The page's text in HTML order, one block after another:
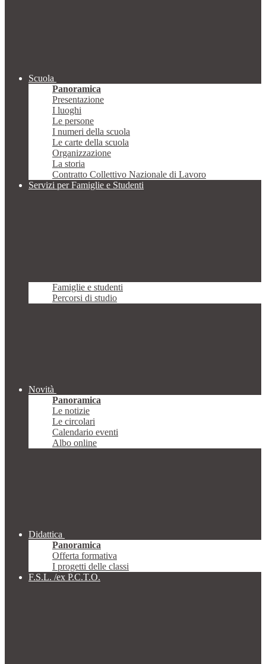
Scuola
Panoramica
Presentazione
I luoghi
Le persone
I numeri della scuola
Le carte della scuola
Organizzazione
La storia
Contratto Collettivo Nazionale di Lavoro
Servizi per Famiglie e Studenti
Famiglie e studenti
Percorsi di studio
Novità
Panoramica
Le notizie
Le circolari
Calendario eventi
Albo online
Didattica
Panoramica
Offerta formativa
I progetti delle classi
F.S.L. /ex P.C.T.O.